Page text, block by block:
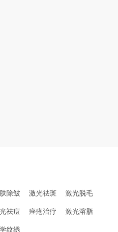
除皱 激光祛斑 激光脱毛
祛痘 痤疮治疗 激光溶脂
纹绣